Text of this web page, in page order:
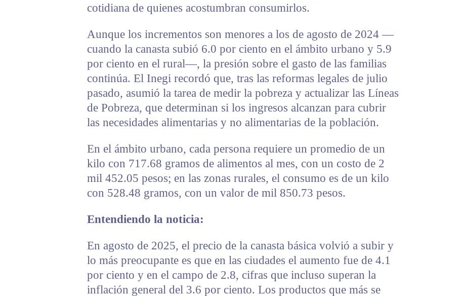
cotidiana de quienes acostumbran consumirlos.
Aunque los incrementos son menores a los de agosto de 2024 —
cuando la canasta subió 6.0 por ciento en el ámbito urbano y 5.9
por ciento en el rural—, la presión sobre el gasto de las familias
continúa. El Inegi recordó que, tras las reformas legales de julio
pasado, asumió la tarea de medir la pobreza y actualizar las Líneas
de Pobreza, que determinan si los ingresos alcanzan para cubrir
las necesidades alimentarias y no alimentarias de la población.
En el ámbito urbano, cada persona requiere un promedio de un
kilo con 717.68 gramos de alimentos al mes, con un costo de 2
mil 452.05 pesos; en las zonas rurales, el consumo es de un kilo
con 528.48 gramos, con un valor de mil 850.73 pesos.
Entendiendo la noticia:
En agosto de 2025, el precio de la canasta básica volvió a subir y
lo más preocupante es que en las ciudades el aumento fue de 4.1
por ciento y en el campo de 2.8, cifras que incluso superan la
inflación general del 3.6 por ciento. Los productos que más se